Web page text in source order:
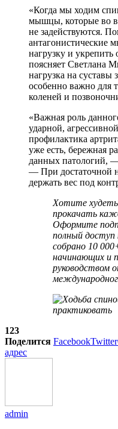
«Когда мы ходим
мышцы, которые во
не задействуются.
антагонистические
нагрузку и
поясняет Светлана
нагрузка на суставы
особенно важно для
коленей и
«Важная роль
ударной,
профилактика
уже есть, бережная
данных патологий,
— При достаточной
держать вес под
Хотите
прокачать
Оформите
полный доступ
собрано 10
начинающих и
руководством
123
Поделится FacebookTwitter
адрес
admin